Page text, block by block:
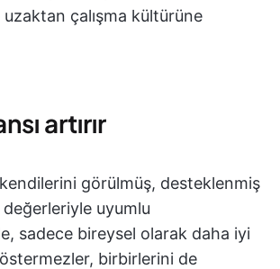
çalışma kültürüne
artırır
görülmüş, desteklenmiş
uyumlu
sadece bireysel olarak daha iyi
birbirlerini de